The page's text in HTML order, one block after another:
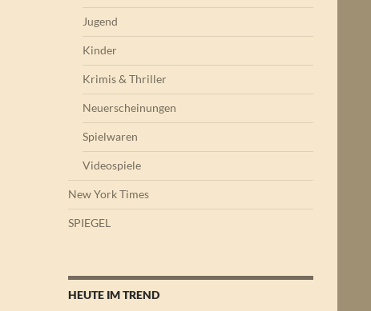
Jugend
Kinder
Krimis & Thriller
Neuerscheinungen
Spielwaren
Videospiele
New York Times
SPIEGEL
HEUTE IM TREND